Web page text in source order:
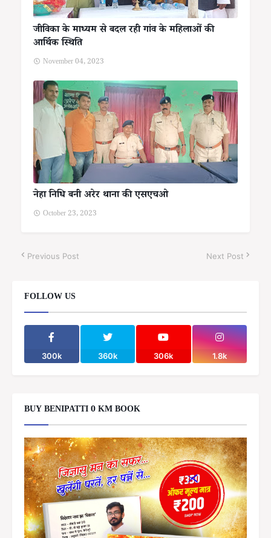
जीविका के माध्यम से बदल रही गांव के महिलाओं की
आर्थिक स्थिति
November 04, 2023
नेहा निधि बनी अरेर थाना की एसएचओ
October 23, 2023
Previous Post Next Post
FOLLOW US
300k 360k 306k 1.8k
BUY BENIPATTI 0 KM BOOK